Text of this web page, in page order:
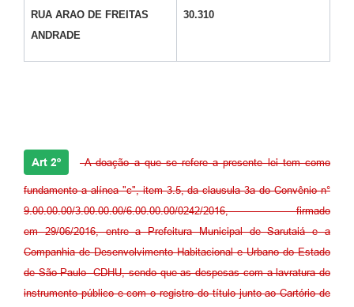
RUA ARAO DE FREITAS
ANDRADE
30.310
Art 2º A doação a que se refere a presente lei tem como
fundamento a alínea "c", item 3.5, da clausula 3a do Convênio n°
9.00.00.00/3.00.00.00/6.00.00.00/0242/2016, firmado
em 29/06/2016, entre a Prefeitura Municipal de Sarutaiá e a
Companhia de Desenvolvimento Habitacional e Urbano do Estado
de São Paulo -CDHU, sendo que as despesas com a lavratura do
instrumento público e com o registro do título junto ao Cartório de